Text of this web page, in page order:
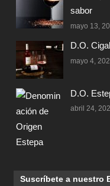
sabor
mayo 13,
D.O.
mayo 4,
D.O.
abril 24,
Suscríbete a nuestro